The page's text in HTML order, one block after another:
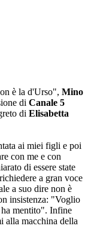
è la d'Urso", Mino
di Canale 5
di Elisabetta
ai miei figli e poi
con me e con
di essere state
a gran voce
a suo dire non è
insistenza: "Voglio
mentito". Infine
alla macchina della